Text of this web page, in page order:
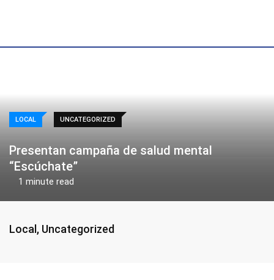
LOCAL UNCATEGORIZED
Presentan campaña de salud mental
“Escúchate”
1 minute read
Local, Uncategorized